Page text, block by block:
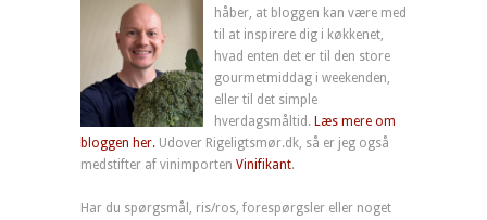
håber, at bloggen kan være med
til at inspirere dig i køkkenet,
hvad enten det er til den store
gourmetmiddag i weekenden,
eller til det simple
hverdagsmåltid. Læs mere om
bloggen her. Udover Rigeligtsmør.dk, så er jeg også
medstifter af vinimporten Vinifikant.
Har du spørgsmål, ris/ros, forespørgsler eller noget